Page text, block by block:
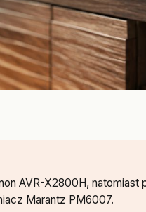
AVR-X2800H, natomiast
Marantz PM6007.